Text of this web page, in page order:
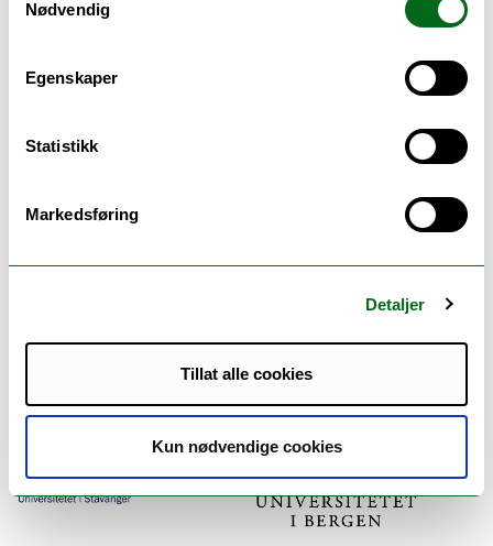
Nødvendig
Egenskaper
Statistikk
Markedsføring
Detaljer
Tillat alle cookies
Kun nødvendige cookies
Samarbeidspartnere